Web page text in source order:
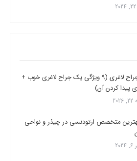
بهترین جراح لاغری (9 ویژگی یک جراح لاغری خوب +
پیدا کردن آن)
متخصص ارتودنسی در چیذر و نواحی